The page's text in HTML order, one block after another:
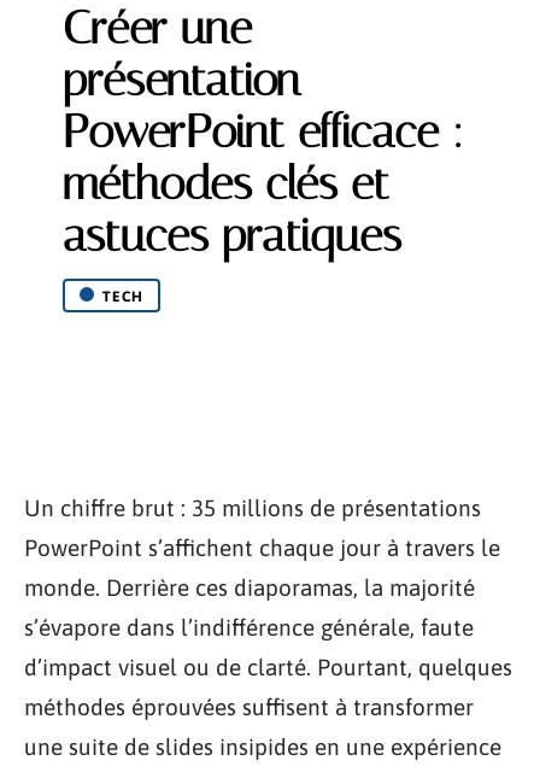
Créer une
présentation
PowerPoint efficace :
méthodes clés et
astuces pratiques
TECH
Un chiffre brut : 35 millions de présentations
PowerPoint s’affichent chaque jour à travers le
monde. Derrière ces diaporamas, la majorité
s’évapore dans l’indifférence générale, faute
d’impact visuel ou de clarté. Pourtant, quelques
méthodes éprouvées suffisent à transformer
une suite de slides insipides en une expérience